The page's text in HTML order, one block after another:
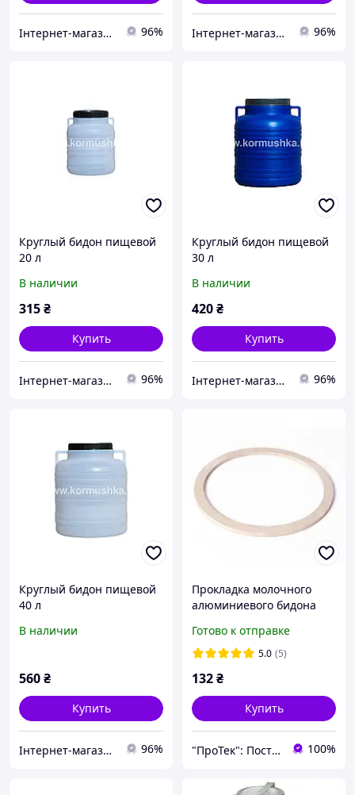
Інтернет-магазин "Кормушка" 96% Інтернет-магазин "Кормушка" 96%
Круглый бидон пищевой
20 л
В наличии
315₴
Купить
Інтернет-магазин "Кормушка" 96%
Круглый бидон пищевой
30 л
В наличии
420₴
Купить
Інтернет-магазин "Кормушка" 96%
Круглый бидон пищевой
40 л
В наличии
560₴
Купить
Інтернет-магазин "Кормушка" 96%
Прокладка молочного
алюминиевого бидона
дистилятора)
Готово к отправке
5.0 (5)
132₴
Купить
"ПроТек": Поставщик оборудования для животноводства и переработки продукции 100%